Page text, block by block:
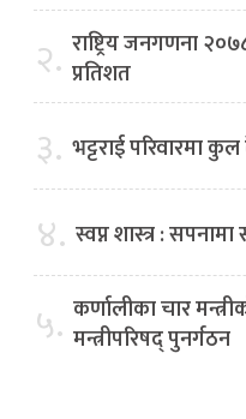
२. राष्ट्रिय जनगणना
प्रतिशत
३. भट्टराई परिवारमा
४. स्वप्न शास्त्र :
५. कर्णालीका चार
मन्त्रीपरिषद् पुनर्गठन